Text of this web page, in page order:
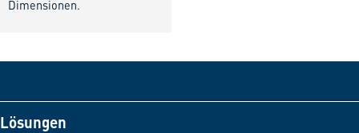
Dimensionen.
Lösungen